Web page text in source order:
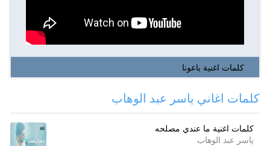
كلمات اغنية باعونا
كلمات اغاني ياسر عبد الوهاب
كلمات اغنية ما عندي مصلحه
ياسر عبد الوهاب